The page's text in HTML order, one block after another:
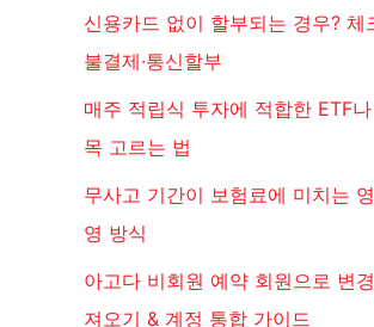
신용카드 없이 할부되는 경우? 체
불결제·통신할부
매주 적립식 투자에 적합한 ETF
목 고르는 법
무사고 기간이 보험료에 미치는
영 방식
아고다 비회원 예약 회원으로 변
져오기 & 계정 통합 가이드